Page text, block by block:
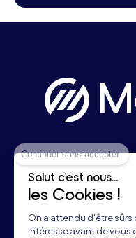
Salut c'est nous...
les Cookies !
On a attendu d'être
intéresse avant de vous
Maintenance
Commerce VN/VO
Carrosserie
Service Après-